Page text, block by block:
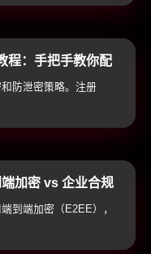
程：手把手教你配
防泄密策略。注册
加密 vs 企业合规
到端加密（E2EE），